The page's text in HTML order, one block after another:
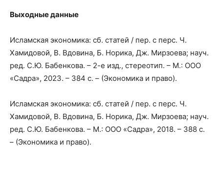
Выходные данные
Исламская экономика: сб. статей / пер. с перс. Ч.
Хамидовой, В. Вдовина, Б. Норика, Дж. Мирзоева; науч.
ред. С.Ю. Бабенкова. – 2-е изд., стереотип. – М.: ООО
«Садра», 2023. – 384 с. – (Экономика и право).
Исламская экономика: сб. статей / пер. с перс. Ч.
Хамидовой, В. Вдовина, Б. Норика, Дж. Мирзоева; науч.
ред. С.Ю. Бабенкова. – М.: ООО «Садра», 2018. – 388 с.
– (Экономика и право).